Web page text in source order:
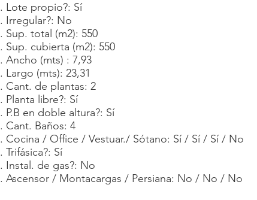
. Lote propio?: Sí
. Irregular?: No
. Sup. total (m2): 550
. Sup. cubierta (m2): 550
. Ancho (mts) : 7,93
. Largo (mts): 23,31
. Cant. de plantas: 2
. Planta libre?: Sí
. P.B en doble altura?: Sí
. Cant. Baños: 4
. Cocina / Office / Vestuar./ Sótano: Sí / Sí / Sí / No
. Trifásica?: Sí
. Instal. de gas?: No
. Ascensor / Montacargas / Persiana: No / No / No